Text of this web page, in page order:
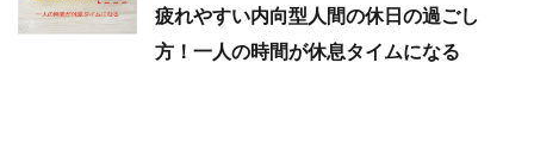
疲れやすい内向型人間の休日の過ごし
方！一人の時間が休息タイムになる